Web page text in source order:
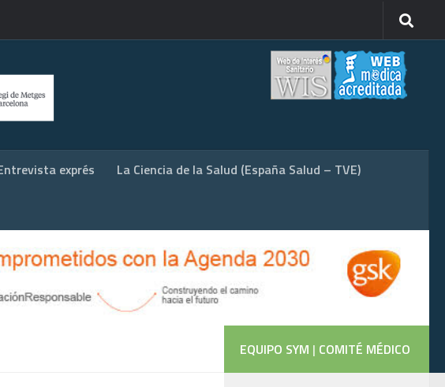
exprés La Ciencia de la Salud (España Salud – TVE)
EQUIPO SYM | COMITÉ MÉDICO